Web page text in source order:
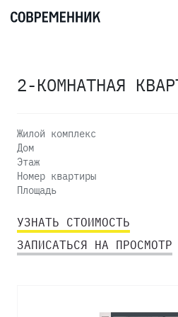
2-КОМНАТНАЯ
Жилой комплекс
Дом
Этаж
Номер квартиры
Площадь
УЗНАТЬ СТОИМОСТЬ
ЗАПИСАТЬСЯ НА ПРОСМОТР